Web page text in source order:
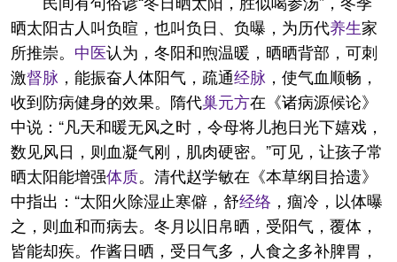
晒太阳古人叫负暄，也叫负日、负曝，为历代养生家
所推崇。 中医认为，冬阳和煦温暖，晒晒背部，可刺
激督脉 ，能振奋人体阳气，疏通经脉 ，使气血顺畅，
收到防病健身的效果。隋代巢元方在《诸病源候论》
中说：“凡天和暖无风之时，令母将儿抱日光下嬉戏，
数见风日，则血凝气刚，肌肉硬密。”可见，让孩子常
晒太阳能增强体质。清代赵学敏在《本草纲目拾遗》
中指出：“太阳火除湿止寒僻，舒经络 ，痼冷，以体曝
之，则血和而病去。冬月以旧帛晒，受阳气，覆体，
皆能却疾。作酱日晒，受日气多，人食之多补脾胃，